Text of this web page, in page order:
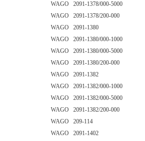
WAGO 2091-1378/000-5000
WAGO 2091-1378/200-000
WAGO 2091-1380
WAGO 2091-1380/000-1000
WAGO 2091-1380/000-5000
WAGO 2091-1380/200-000
WAGO 2091-1382
WAGO 2091-1382/000-1000
WAGO 2091-1382/000-5000
WAGO 2091-1382/200-000
WAGO 209-114
WAGO 2091-1402